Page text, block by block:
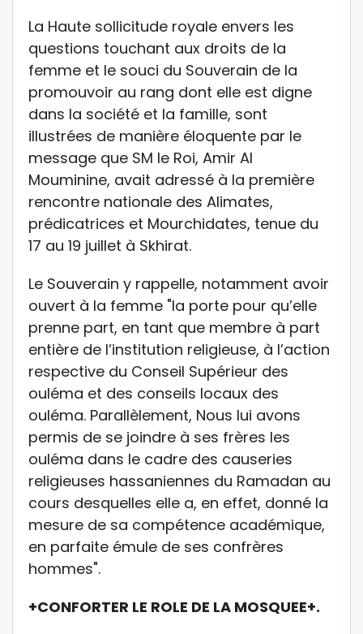
La Haute sollicitude royale envers les
questions touchant aux droits de la
femme et le souci du Souverain de la
promouvoir au rang dont elle est digne
dans la société et la famille, sont
illustrées de manière éloquente par le
message que SM le Roi, Amir Al
Mouminine, avait adressé à la première
rencontre nationale des Alimates,
prédicatrices et Mourchidates, tenue du
17 au 19 juillet à Skhirat.
Le Souverain y rappelle, notamment avoir
ouvert à la femme "la porte pour qu’elle
prenne part, en tant que membre à part
entière de l’institution religieuse, à l’action
respective du Conseil Supérieur des
ouléma et des conseils locaux des
ouléma. Parallèlement, Nous lui avons
permis de se joindre à ses frères les
ouléma dans le cadre des causeries
religieuses hassaniennes du Ramadan au
cours desquelles elle a, en effet, donné la
mesure de sa compétence académique,
en parfaite émule de ses confrères
hommes".
+CONFORTER LE ROLE DE LA MOSQUEE+.